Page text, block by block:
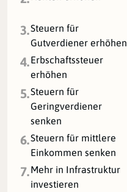
3.Steuern für
Gutverdiener erhöhen
4.Erbschaftssteuer
erhöhen
5.Steuern für
Geringverdiener
senken
6.Steuern für mittlere
Einkommen senken
7.Mehr in Infrastruktur
investieren